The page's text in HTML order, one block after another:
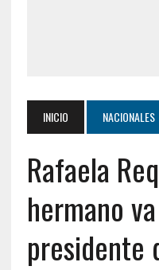
INICIO NACIONALES
Rafaela
hermano
presidente